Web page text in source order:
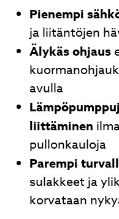
Pienempi
ja liitäntöjen
Älykäs ohjaus
avulla
liittäminen
pullonkauloja
Parempi
sulakkeet ja
korvataan